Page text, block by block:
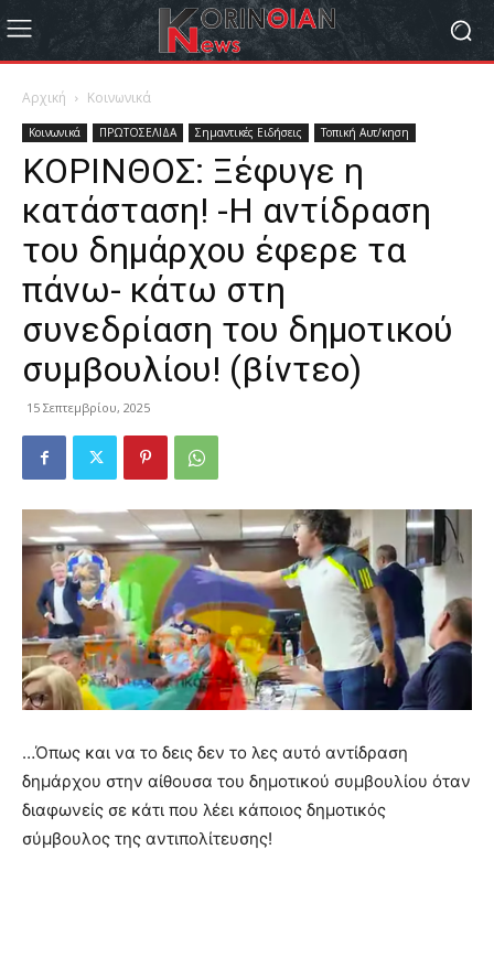
Αρχική Κοινωνικά
Κοινωνικά ΠΡΩΤΟΣΕΛΙΔΑ Σημαντικές Ειδήσεις Τοπική Αυτ/κηση
ΚΟΡΙΝΘΟΣ: Ξέφυγε η
κατάσταση! -Η αντίδραση
του δημάρχου έφερε τα
πάνω- κάτω στη
συνεδρίαση του δημοτικού
συμβουλίου! (βίντεο)
15 Σεπτεμβρίου, 2025
…Όπως και να το δεις δεν το λες αυτό αντίδραση
δημάρχου στην αίθουσα του δημοτικού συμβουλίου όταν
διαφωνείς σε κάτι που λέει κάποιος δημοτικός
σύμβουλος της αντιπολίτευσης!